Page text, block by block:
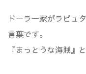
ドーラ一家がラピュ
言葉です。
『まっとうな海賊』